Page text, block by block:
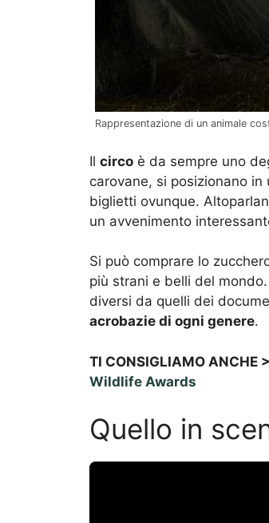
Rappresentazione di un animale
Il circo è da sempre uno
carovane, si posizionano
biglietti ovunque.
un avvenimento
Si può comprare lo
più strani e belli del
diversi da quelli dei
acrobazie di ogni genere.
TI CONSIGLIAMO ANCHE
Wildlife Awards
Quello in